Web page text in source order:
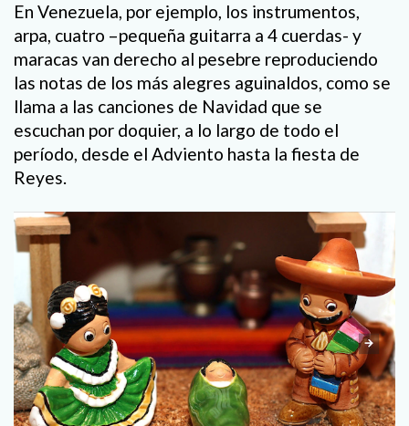
En Venezuela, por ejemplo, los instrumentos,
arpa, cuatro –pequeña guitarra a 4 cuerdas- y
maracas van derecho al pesebre reproduciendo
las notas de los más alegres aguinaldos, como se
llama a las canciones de Navidad que se
escuchan por doquier, a lo largo de todo el
período, desde el Adviento hasta la fiesta de
Reyes.